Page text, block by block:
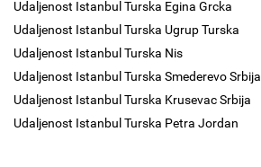
Udaljenost Istanbul Turska Egina Grcka
Udaljenost Istanbul Turska Ugrup Turska
Udaljenost Istanbul Turska Nis
Udaljenost Istanbul Turska Smederevo Srbija
Udaljenost Istanbul Turska Krusevac Srbija
Udaljenost Istanbul Turska Petra Jordan